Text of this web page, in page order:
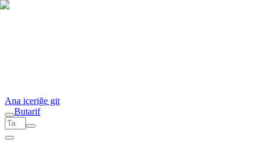
Ana içeriğe git
Butarif